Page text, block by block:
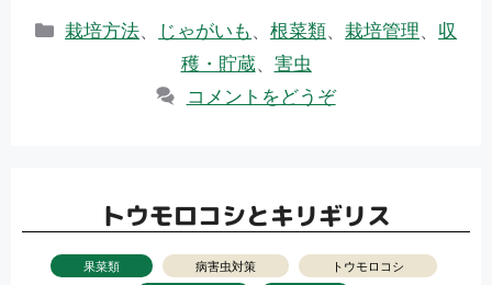
リセット
e
b
o
itt
er
カ
栽培方法、 じゃがいも、根菜類、栽培管理、 収
穫・貯蔵、 害虫
コメントをどうぞ
トウモロコシとキリギリス
果菜類 病害虫対策
トウモロコシ